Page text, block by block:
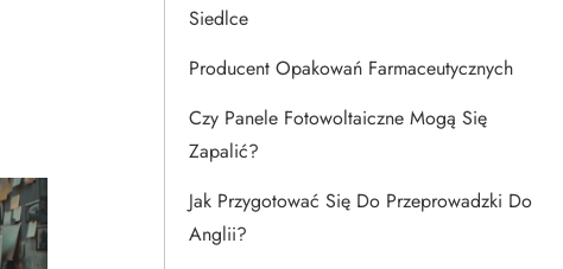
Siedlce
Producent Opakowań Farmaceutycznych
Czy Panele Fotowoltaiczne Mogą Się
Zapalić?
Jak Przygotować Się Do Przeprowadzki Do
Anglii?